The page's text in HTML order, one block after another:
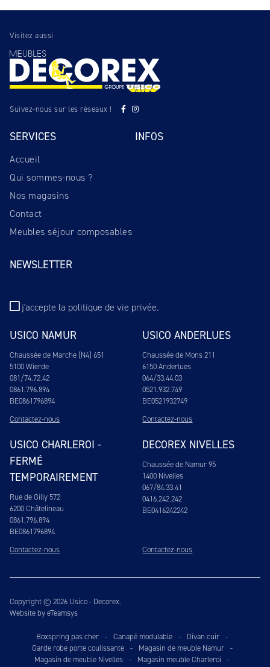
Visitez aussi
Suivez-nous sur les réseaux !
SERVICES
Accueil
Qui sommes-nous ?
Nos magasins
Contact
Meubles séjour composables
INFOS
NEWSLETTER
j'accepte la politique de vie privée.
USICO NAMUR
Chaussée de Marche (N4) 651
5100 Wierde
081/74.72.42
0861.796.894
BE0861796894
Contactez-nous
USICO ANDERLUES
Chaussée de Mons 211
6150 Anderlues
064/33.44.03
0521.932.749
BE0521932749
Contactez-nous
USICO CHARLEROI -
FERMÉ
TEMPORAIREMENT
Rue de Gilly 572
6200 Châtelineau
0861.796.894
BE0861796894
Contactez-nous
DECOREX NIVELLES
Chaussée de Namur 95
1400 Nivelles
067/84.33.41
0416.242.242
BE0416242242
Contactez-nous
Copyright © 2026 Usico - Decorex.
Website by eTeamsys
Boxspring pas cher - Canapé modulable - Divan cuir -
Garde robe porte coulissante
- Magasin de meuble Namur
-
Magasin de meuble Nivelles - Magasin meuble Charleroi
-